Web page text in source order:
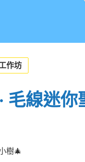
作坊
毛線迷你
樹🎄